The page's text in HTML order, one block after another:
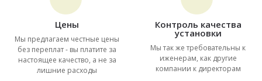
Цены
Мы предлагаем честные цены
без переплат - вы платите за
настоящее качество, а не за
лишние расходы
Контроль качества
установки
Мы так же требовательны к
иженерам, как другие
компании к директорам